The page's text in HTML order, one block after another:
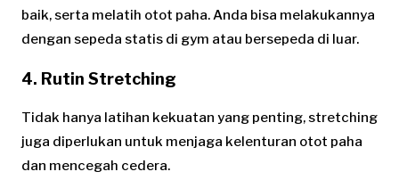
baik, serta melatih otot paha. Anda bisa melakukannya
dengan sepeda statis di gym atau bersepeda di luar.
4. Rutin Stretching
Tidak hanya latihan kekuatan yang penting, stretching
juga diperlukan untuk menjaga kelenturan otot paha
dan mencegah cedera.